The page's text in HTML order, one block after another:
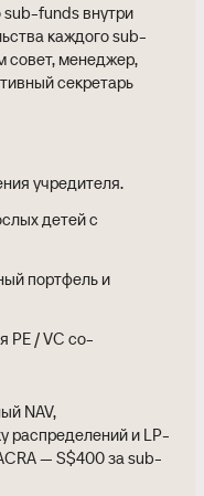
sub-funds внутри
каждого sub-
совет, менеджер,
секретарь
учредителя.
детей с
портфель и
PE / VC co-
NAV,
распределений и LP-
— S$400 за sub-